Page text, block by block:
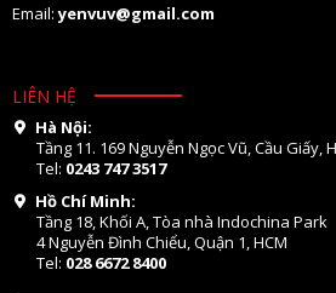
Email:yenvuv@gmail.com
LIÊN HỆ
Hà Nội:
Tầng 11. 169 Nguyễn Ngọc Vũ, Cầu Giấy,
Tel: 0243 747 3517
Hồ Chí Minh:
Tầng 18, Khối A, Tòa nhà Indochina Park
4 Nguyễn Đình Chiểu, Quận 1, HCM
Tel: 028 6672 8400